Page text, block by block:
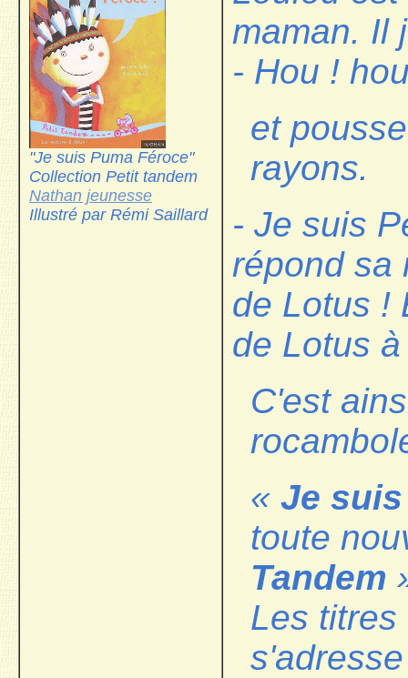
"Je suis Puma Féroce"
Collection Petit tandem
Nathan jeunesse
Illustré par Rémi Saillard
maman. Il
- Hou !
et
rayons.
- Je suis
répond sa
de Lotus !
de Lotus
C'est
« Je
toute
Tandem
Les